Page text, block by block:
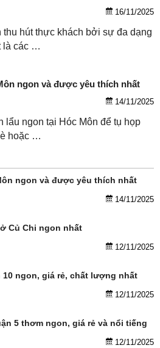
16/11/2025
hút thực khách bởi sự đa dạng
là các …
ngon và được yêu thích nhất
14/11/2025
lẩu ngon tại Hóc Môn để tụ họp
hoặc …
ngon và được yêu thích nhất
14/11/2025
Củ Chi ngon nhất
12/11/2025
10 ngon, giá rẻ, chất lượng nhất
12/11/2025
5 thơm ngon, giá rẻ và nổi tiếng
12/11/2025